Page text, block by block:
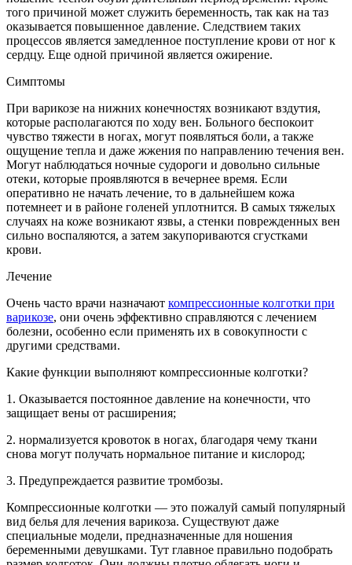
того причиной может служить беременность, так как на таз
оказывается повышенное давление. Следствием таких
процессов является замедленное поступление крови от ног к
сердцу. Еще одной причиной является ожирение.
Симптомы
При варикозе на нижних конечностях возникают вздутия,
которые располагаются по ходу вен. Больного беспокоит
чувство тяжести в ногах, могут появляться боли, а также
ощущение тепла и даже жжения по направлению течения вен.
Могут наблюдаться ночные судороги и довольно сильные
отеки, которые проявляются в вечернее время. Если
оперативно не начать лечение, то в дальнейшем кожа
потемнеет и в районе голеней уплотнится. В самых тяжелых
случаях на коже возникают язвы, а стенки поврежденных вен
сильно воспаляются, а затем закупориваются сгустками
крови.
Лечение
Очень часто врачи назначают компрессионные колготки при
варикозе, они очень эффективно справляются с лечением
болезни, особенно если применять их в совокупности с
другими средствами.
Какие функции выполняют компрессионные колготки?
1. Оказывается постоянное давление на конечности, что
защищает вены от расширения;
2. нормализуется кровоток в ногах, благодаря чему ткани
снова могут получать нормальное питание и кислород;
3. Предупреждается развитие тромбозы.
Компрессионные колготки — это пожалуй самый популярный
вид белья для лечения варикоза. Существуют даже
специальные модели, предназначенные для ношения
беременными девушками. Тут главное правильно подобрать